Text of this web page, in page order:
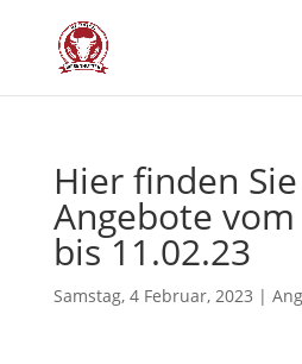
Hier fin­den
Ange­bo­te
bis 11.02.23
Samstag, 4 Februar, 2023 |